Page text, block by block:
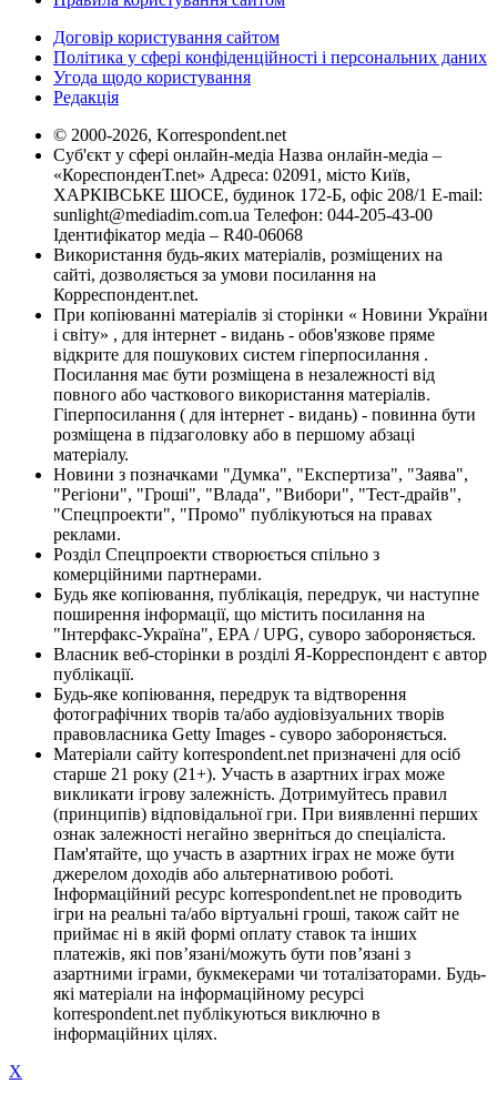
Договір користування сайтом
Політика у сфері конфіденційності і персональних даних
Угода щодо користування
Редакція
© 2000-2026, Korrespondent.net
Суб'єкт у сфері онлайн-медіа Назва онлайн-медіа –
«КореспонденТ.net» Адреса: 02091, місто Київ,
ХАРКІВСЬКЕ ШОСЕ, будинок 172-Б, офіс 208/1 E-mail:
sunlight@mediadim.com.ua Телефон: 044-205-43-00
Ідентифікатор медіа – R40-06068
Використання будь-яких матеріалів, розміщених на
сайті, дозволяється за умови посилання на
Корреспондент.net.
При копіюванні матеріалів зі сторінки « Новини України
і світу» , для інтернет - видань - обов'язкове пряме
відкрите для пошукових систем гіперпосилання .
Посилання має бути розміщена в незалежності від
повного або часткового використання матеріалів.
Гіперпосилання ( для інтернет - видань) - повинна бути
розміщена в підзаголовку або в першому абзаці
матеріалу.
Новини з позначками "Думка", "Експертиза", "Заява",
"Регіони", "Гроші", "Влада", "Вибори", "Тест-драйв",
"Спецпроекти", "Промо" публікуються на правах
реклами.
Розділ Спецпроекти створюється спільно з
комерційними партнерами.
Будь яке копіювання, публікація, передрук, чи наступне
поширення інформації, що містить посилання на
"Інтерфакс-Україна", EPA / UPG, суворо забороняється.
Власник веб-сторінки в розділі Я-Корреспондент є автор
публікації.
Будь-яке копіювання, передрук та відтворення
фотографічних творів та/або аудіовізуальних творів
правовласника Getty Images - суворо забороняється.
Матеріали сайту korrespondent.net призначені для осіб
старше 21 року (21+). Участь в азартних іграх може
викликати ігрову залежність. Дотримуйтесь правил
(принципів) відповідальної гри. При виявленні перших
ознак залежності негайно зверніться до спеціаліста.
Пам'ятайте, що участь в азартних іграх не може бути
джерелом доходів або альтернативою роботі.
Інформаційний ресурс korrespondent.net не проводить
ігри на реальні та/або віртуальні гроші, також сайт не
приймає ні в якій формі оплату ставок та інших
платежів, які пов’язані/можуть бути пов’язані з
азартними іграми, букмекерами чи тоталізаторами. Будь-
які матеріали на інформаційному ресурсі
korrespondent.net публікуються виключно в
інформаційних цілях.
X